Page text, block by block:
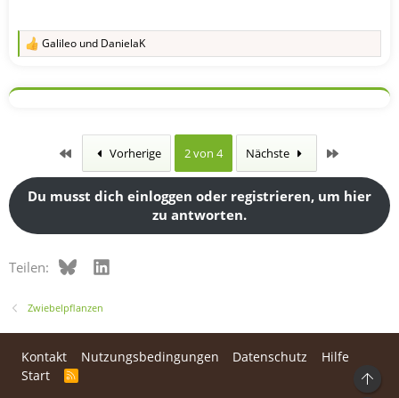
R
k
n
Galileo und DanielaK
Erste Vorherige 2 von 4 Nächste
Du musst dich einloggen oder registrieren, um hier
zu antworten.
Teilen: BlueskyLinkedIn
Zwiebelpflanzen
Kontakt Nutzungsbedingungen Datenschutz
Hilfe
Start
R